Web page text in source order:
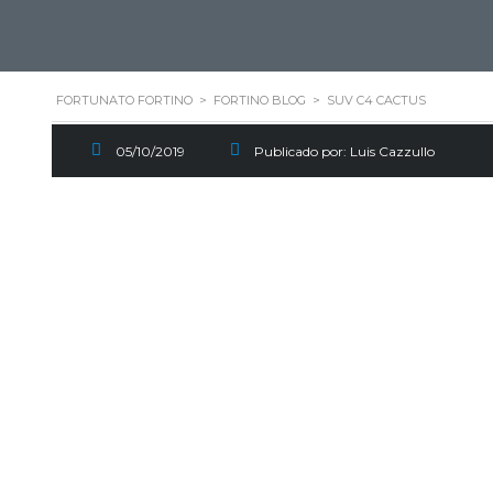
FORTUNATO FORTINO > FORTINO BLOG > SUV C4 CACTUS
Escapate este fin de
05/10/2019 Publicado por: Luis Cazzullo